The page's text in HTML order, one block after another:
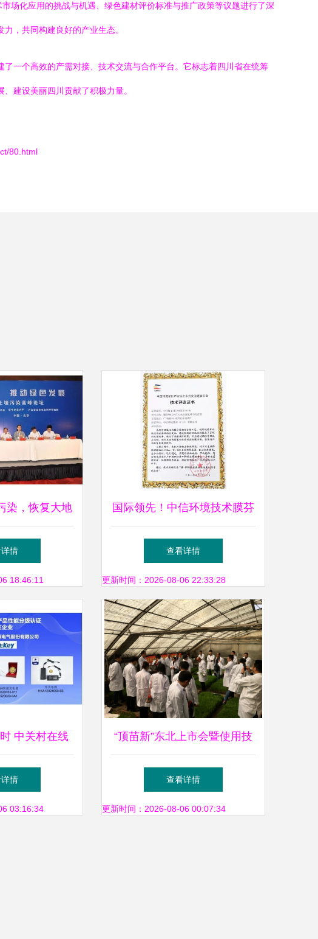
场化应用的挑战与机遇、绿色建材评价标准与推广政策等议题进行了深
，共同构建良好的产业生态。
一个高效的产需对接、技术交流与合作平台。它标志着四川省在统筹
建设美丽四川贡献了积极力量。
80.html
染，恢复大地
技术推广服
与实践
情
18:46:11
国际领先！中信环境技术膜芬
顿技术通过科技成果评审，加
速环保技术推广服务
查看详情
更新时间：2026-08-06 22:33:28
中关村在线
低碳科技与环
新实践
情
03:16:34
“顶苗新”东北上市会暨使用技
术交流会 环保技术推广助力
绿色农业
查看详情
更新时间：2026-08-06 00:07:34